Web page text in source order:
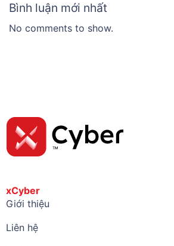
Bình luận mới nhất
No comments to show.
xCyber
Giới thiệu
Liên hệ